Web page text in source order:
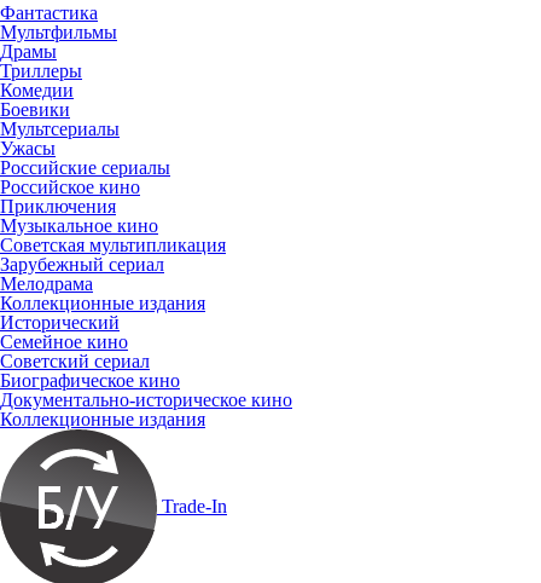
Фантастика
Мультфильмы
Драмы
Триллеры
Комедии
Боевики
Мультсериалы
Ужасы
Российские сериалы
Российское кино
Приключения
Музыкальное кино
Советская мультипликация
Зарубежный сериал
Мелодрама
Коллекционные издания
Исторический
Семейное кино
Советский сериал
Биографическое кино
Документально-историческое кино
Коллекционные издания
Trade-In